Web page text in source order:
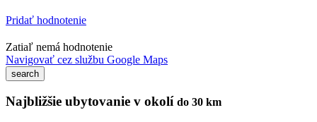
Pridať hodnotenie
Zatiaľ nemá hodnotenie
Navigovať cez službu Google Maps
Najbližšie ubytovanie v okolí do 30 km